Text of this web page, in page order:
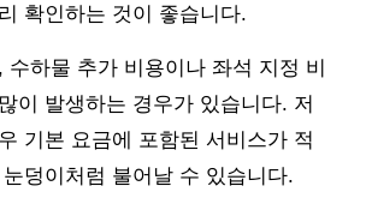
확인하는 것이 좋습니다.
수하물 추가 비용이나 좌석 지정 비
이 발생하는 경우가 있습니다. 저
기본 요금에 포함된 서비스가 적
덩이처럼 불어날 수 있습니다.